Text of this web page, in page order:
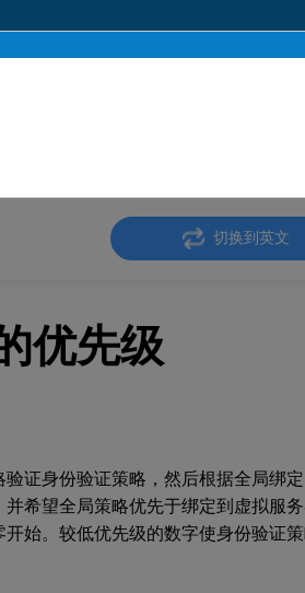
切换到英文
优先级
证身份验证策略，然后根据全局绑
希望全局策略优先于绑定到虚拟服务
始。较低优先级的数字使身份验证